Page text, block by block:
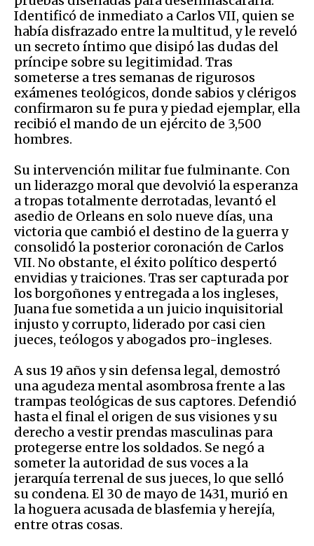
Identificó de inmediato a Carlos VII, quien se
había disfrazado entre la multitud, y le reveló
un secreto íntimo que disipó las dudas del
príncipe sobre su legitimidad. Tras
someterse a tres semanas de rigurosos
exámenes teológicos, donde sabios y clérigos
confirmaron su fe pura y piedad ejemplar, ella
recibió el mando de un ejército de 3,500
hombres.
Su intervención militar fue fulminante. Con
un liderazgo moral que devolvió la esperanza
a tropas totalmente derrotadas, levantó el
asedio de Orleans en solo nueve días, una
victoria que cambió el destino de la guerra y
consolidó la posterior coronación de Carlos
VII. No obstante, el éxito político despertó
envidias y traiciones. Tras ser capturada por
los borgoñones y entregada a los ingleses,
Juana fue sometida a un juicio inquisitorial
injusto y corrupto, liderado por casi cien
jueces, teólogos y abogados pro-ingleses.
A sus 19 años y sin defensa legal, demostró
una agudeza mental asombrosa frente a las
trampas teológicas de sus captores. Defendió
hasta el final el origen de sus visiones y su
derecho a vestir prendas masculinas para
protegerse entre los soldados. Se negó a
someter la autoridad de sus voces a la
jerarquía terrenal de sus jueces, lo que selló
su condena. El 30 de mayo de 1431, murió en
la hoguera acusada de blasfemia y herejía,
entre otras cosas.